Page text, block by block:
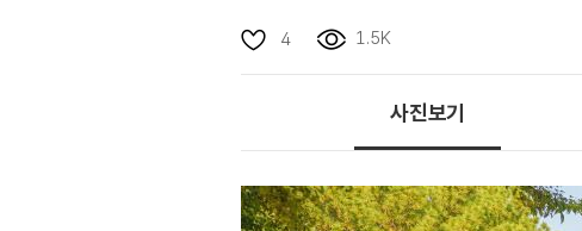
4 1.5K
사진보기